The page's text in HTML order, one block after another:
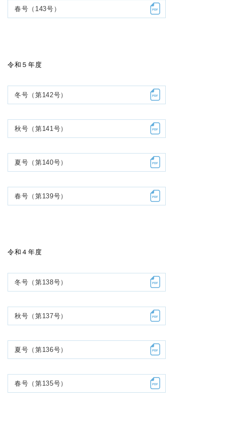
春号（143号）
令和５年度
冬号（第142号）
秋号（第141号）
夏号（第140号）
春号（第139号）
令和４年度
冬号（第138号）
秋号（第137号）
夏号（第136号）
春号（第135号）